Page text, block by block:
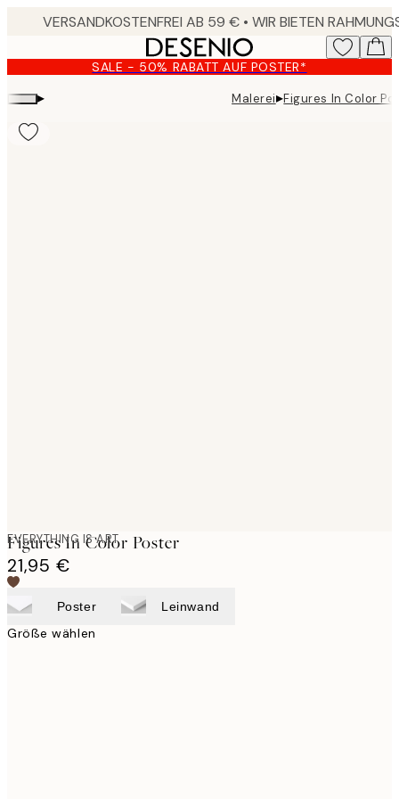
content.
SALE - 50% RABATT AUF POSTER*
▸ Malerei▸Figures In Color
EVERYTHING IS ART
Figures In Color Poster
21,95 €
Poster Leinwand
Größe wählen